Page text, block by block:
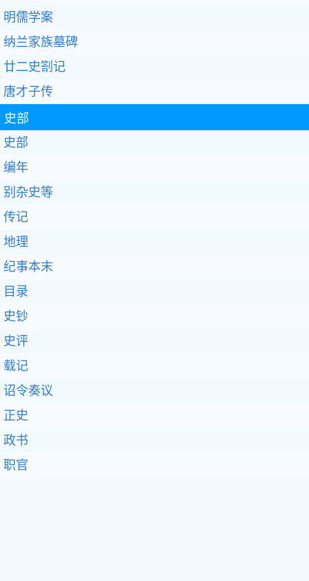
明儒学案
纳兰家族墓碑
廿二史劄记
唐才子传
史部
史部
编年
别杂史等
传记
地理
纪事本末
目录
史钞
史评
载记
诏令奏议
正史
政书
职官